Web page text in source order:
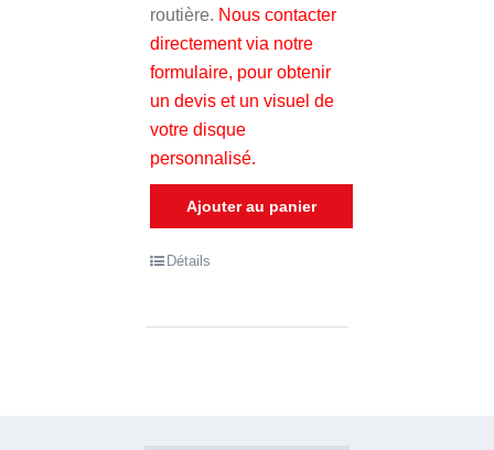
routière. Nous contacter
directement via notre
formulaire, pour obtenir
un devis et un visuel de
votre disque
personnalisé.
Ajouter au panier
Détails